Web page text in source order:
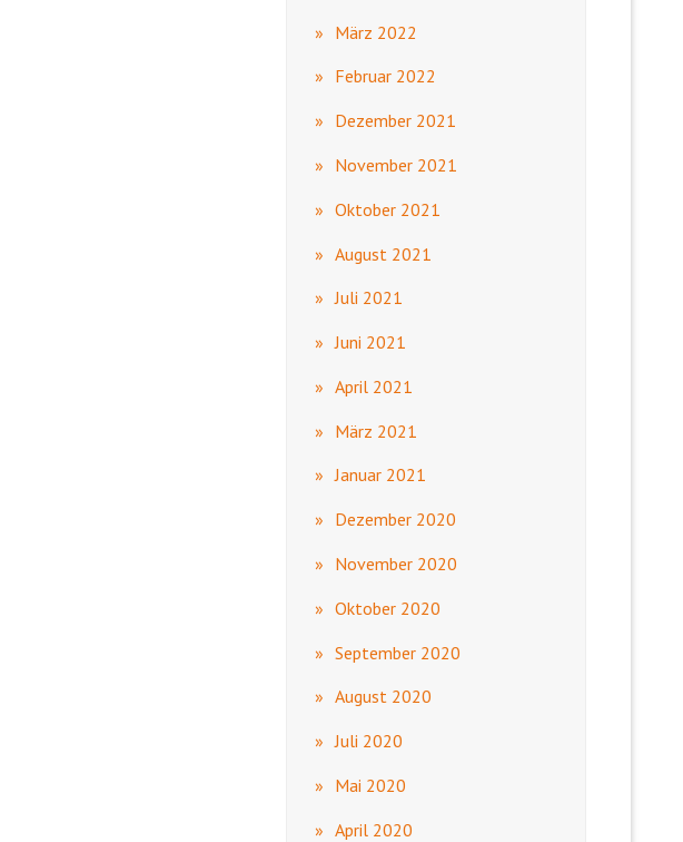
März 2022
Februar 2022
Dezember 2021
November 2021
Oktober 2021
August 2021
Juli 2021
Juni 2021
April 2021
März 2021
Januar 2021
Dezember 2020
November 2020
Oktober 2020
September 2020
August 2020
Juli 2020
Mai 2020
April 2020